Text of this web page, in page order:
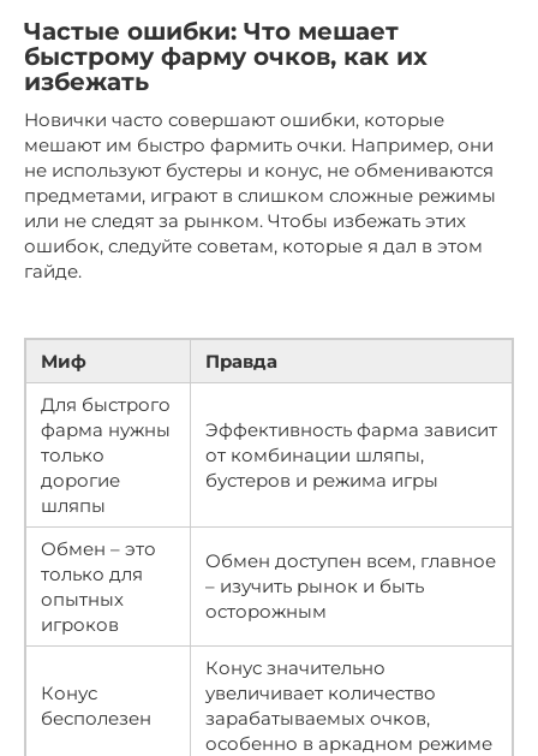
Частые ошибки: Что мешает
быстрому фарму очков, как их
избежать
Новички часто совершают ошибки, которые
мешают им быстро фармить очки. Например, они
не используют бустеры и конус, не обмениваются
предметами, играют в слишком сложные режимы
или не следят за рынком. Чтобы избежать этих
ошибок, следуйте советам, которые я дал в этом
гайде.
Миф
Правда
Для быстрого
фарма нужны
только
дорогие
шляпы
Эффективность фарма зависит
от комбинации шляпы,
бустеров и режима игры
Обмен – это
только для
опытных
игроков
Обмен доступен всем, главное
– изучить рынок и быть
осторожным
Конус
бесполезен
Конус значительно
увеличивает количество
зарабатываемых очков,
особенно в аркадном режиме